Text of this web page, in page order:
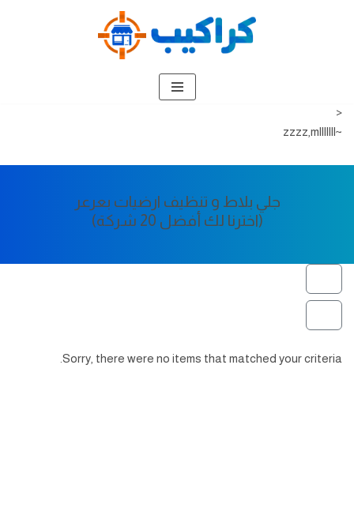
<
~zzzz,mlllllll
جلي بلاط و تنظيف ارضيات بعرعر
(اخترنا لك أفضل 20 شركة)
Sorry, there were no items that matched your criteria.